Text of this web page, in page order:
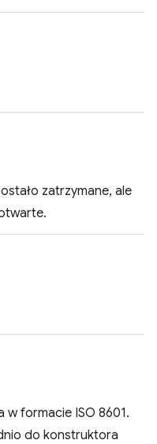
zatrzymane, ale
formacie ISO 8601.
do konstruktora